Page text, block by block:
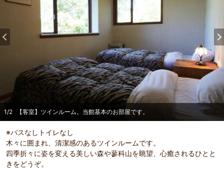
1/2 【客室】ツインルーム。当館基本のお部屋です。
※バスなしトイレなし
木々に囲まれ、清潔感のあるツインルームです。
四季折々に姿を変える美しい森や蓼科山を眺望、心癒されるひとと
きをどうぞ。